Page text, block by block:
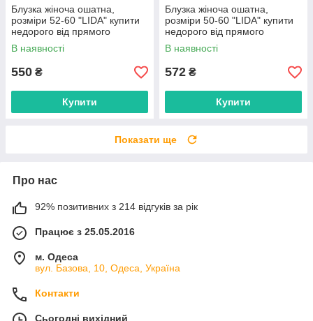
Блузка жіноча ошатна,
розміри 52-60 "LIDA" купити
недорого від прямого
постачальника
В наявності
550 ₴
Купити
Блузка жіноча ошатна,
розміри 50-60 "LIDA" купити
недорого від прямого
постачальника
В наявності
572 ₴
Купити
Показати ще
Про нас
92% позитивних з 214 відгуків за рік
Працює з 25.05.2016
м. Одеса
вул. Базова, 10, Одеса, Україна
Контакти
Сьогодні вихідний